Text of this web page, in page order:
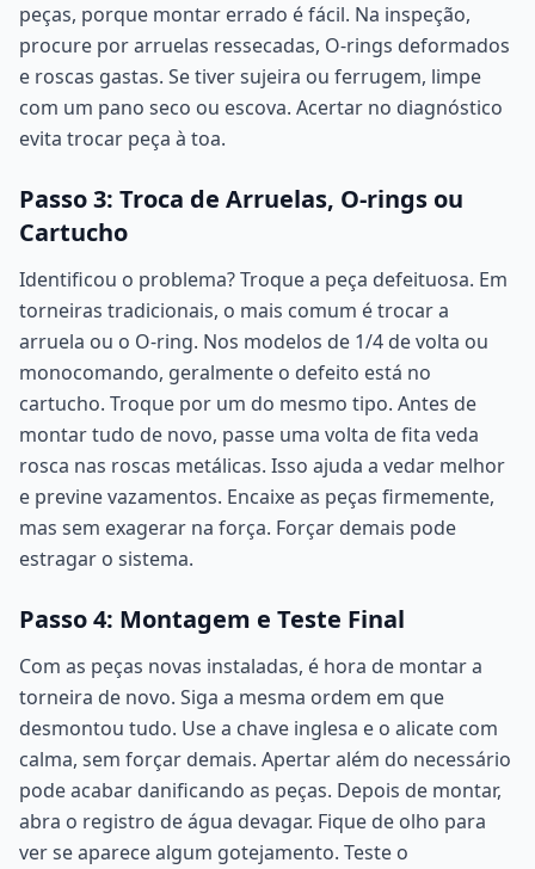
peças, porque montar errado é fácil. Na inspeção,
procure por arruelas ressecadas, O-rings deformados
e roscas gastas. Se tiver sujeira ou ferrugem, limpe
com um pano seco ou escova. Acertar no diagnóstico
evita trocar peça à toa.
Passo 3: Troca de Arruelas, O-rings ou
Cartucho
Identificou o problema? Troque a peça defeituosa. Em
torneiras tradicionais, o mais comum é trocar a
arruela ou o O-ring. Nos modelos de 1/4 de volta ou
monocomando, geralmente o defeito está no
cartucho. Troque por um do mesmo tipo. Antes de
montar tudo de novo, passe uma volta de fita veda
rosca nas roscas metálicas. Isso ajuda a vedar melhor
e previne vazamentos. Encaixe as peças firmemente,
mas sem exagerar na força. Forçar demais pode
estragar o sistema.
Passo 4: Montagem e Teste Final
Com as peças novas instaladas, é hora de montar a
torneira de novo. Siga a mesma ordem em que
desmontou tudo. Use a chave inglesa e o alicate com
calma, sem forçar demais. Apertar além do necessário
pode acabar danificando as peças. Depois de montar,
abra o registro de água devagar. Fique de olho para
ver se aparece algum gotejamento. Teste o